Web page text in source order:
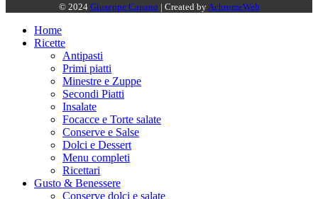
© 2024 Giuseppe Capano | Created by AchromeWeb
Home
Ricette
Antipasti
Primi piatti
Minestre e Zuppe
Secondi Piatti
Insalate
Focacce e Torte salate
Conserve e Salse
Dolci e Dessert
Menu completi
Ricettari
Gusto & Benessere
Conserve dolci e salate